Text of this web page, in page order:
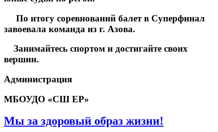
По итогу соревнований балет в Суперфинал
завоевала команда из г. Азова.
Занимайтесь спортом и достигайте своих
вершин.
Администрация
МБОУДО «СШ ЕР»
Мы за здоровый образ жизни!